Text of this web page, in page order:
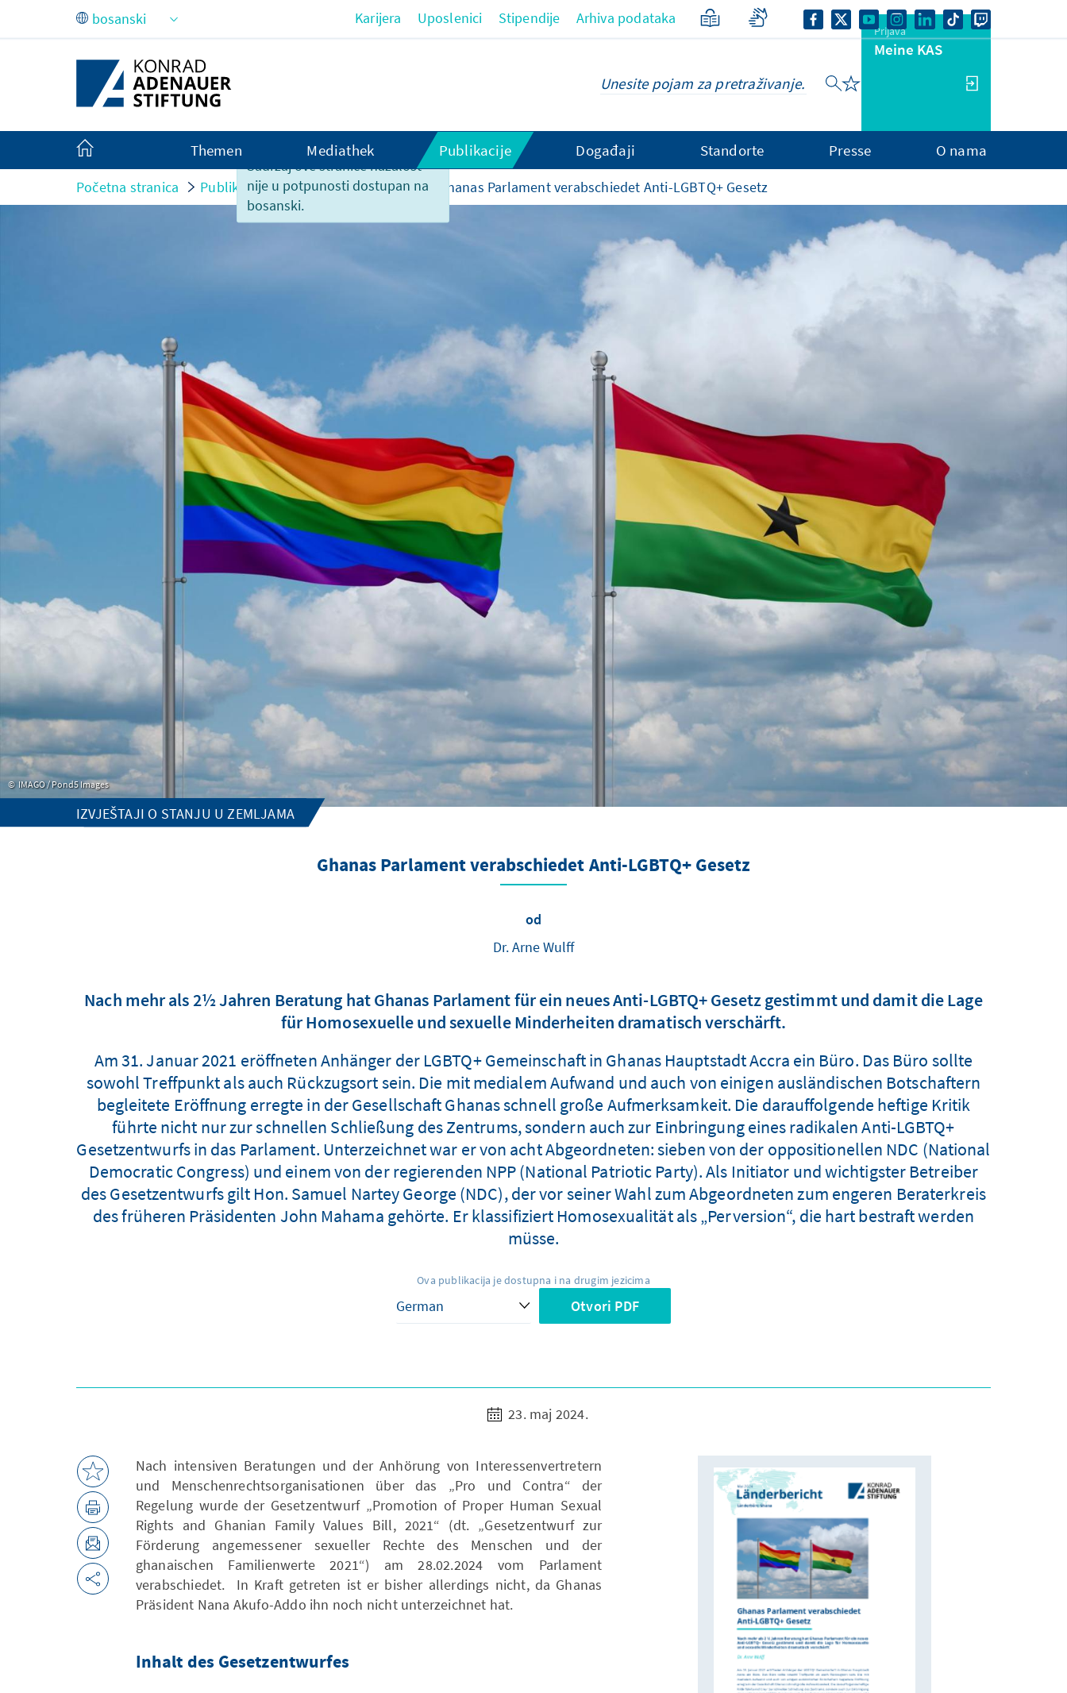
Skip to Main Content
Sadržaj ove stranice nažalost
nije u potpunosti dostupan na
bosanski.
Karijera Uposlenici Stipendije Arhiva podataka
Prijava
Meine KAS
Themen Mediathek Publikacije Događaji Standorte Presse O nama
Početna stranica Publikacije Izvještaji o zemljama Ghanas Parlament verabschiedet Anti-LGBTQ+ Gesetz
IMAGO / Pond5 Images
IZVJEŠTAJI O STANJU U ZEMLJAMA
Ghanas Parlament verabschiedet Anti-LGBTQ+ Gesetz
od
Dr. Arne Wulff
Nach mehr als 2½ Jahren Beratung hat Ghanas Parlament für ein neues Anti-LGBTQ+ Gesetz gestimmt und damit die Lage
für Homosexuelle und sexuelle Minderheiten dramatisch verschärft.
Am 31. Januar 2021 eröffneten Anhänger der LGBTQ+ Gemeinschaft in Ghanas Hauptstadt Accra ein Büro. Das Büro sollte
sowohl Treffpunkt als auch Rückzugsort sein. Die mit medialem Aufwand und auch von einigen ausländischen Botschaftern
begleitete Eröffnung erregte in der Gesellschaft Ghanas schnell große Aufmerksamkeit. Die darauffolgende heftige Kritik
führte nicht nur zur schnellen Schließung des Zentrums, sondern auch zur Einbringung eines radikalen Anti-LGBTQ+
Gesetzentwurfs in das Parlament. Unterzeichnet war er von acht Abgeordneten: sieben von der oppositionellen NDC (National
Democratic Congress) und einem von der regierenden NPP (National Patriotic Party). Als Initiator und wichtigster Betreiber
des Gesetzentwurfs gilt Hon. Samuel Nartey George (NDC), der vor seiner Wahl zum Abgeordneten zum engeren Beraterkreis
des früheren Präsidenten John Mahama gehörte. Er klassifiziert Homosexualität als „Perversion“, die hart bestraft werden
müsse.
Ova publikacija je dostupna i na drugim jezicima
Otvori PDF
23. maj 2024.
Nach intensiven Beratungen und der Anhörung von Interessenvertretern
und Menschenrechtsorganisationen über das „Pro und Contra“ der
Regelung wurde der Gesetzentwurf „Promotion of Proper Human Sexual
Rights and Ghanian Family Values Bill, 2021“ (dt. „Gesetzentwurf zur
Förderung angemessener sexueller Rechte des Menschen und der
ghanaischen Familienwerte 2021“) am 28.02.2024 vom Parlament
verabschiedet. In Kraft getreten ist er bisher allerdings nicht, da Ghanas
Präsident Nana Akufo-Addo ihn noch nicht unterzeichnet hat.
Inhalt des Gesetzentwurfes